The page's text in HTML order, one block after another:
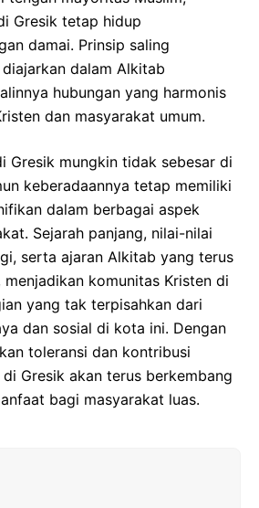
Gresik tetap hidup
damai. Prinsip saling
dalam Alkitab
hubungan yang harmonis
dan masyarakat umum.
Gresik mungkin tidak sebesar di
keberadaannya tetap memiliki
dalam berbagai aspek
Sejarah panjang, nilai-nilai
serta ajaran Alkitab yang terus
komunitas Kristen di
yang tak terpisahkan dari
dan sosial di kota ini. Dengan
toleransi dan kontribusi
Gresik akan terus berkembang
bagi masyarakat luas.